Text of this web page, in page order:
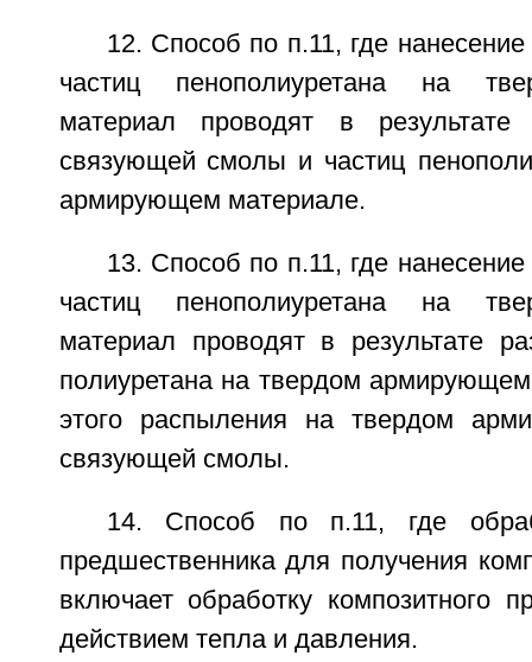
12. Способ по п.11, где
частиц пенополиуретана на
материал проводят в
связующей смолы и частиц
армирующем материале.
13. Способ по п.11, где
частиц пенополиуретана на
материал проводят в результате
полиуретана на твердом
этого распыления на твердом
связующей смолы.
14. Способ по п.11, где
предшественника для получения
включает обработку композитного
действием тепла и давления.